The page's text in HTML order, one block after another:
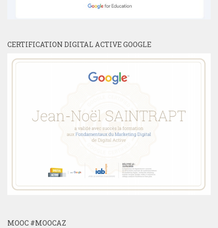
CERTIFICATION DIGITAL ACTIVE GOOGLE
MOOC #MOOCAZ